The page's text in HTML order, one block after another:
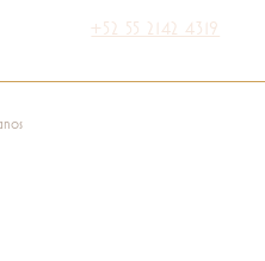
+52 55 2142 4319